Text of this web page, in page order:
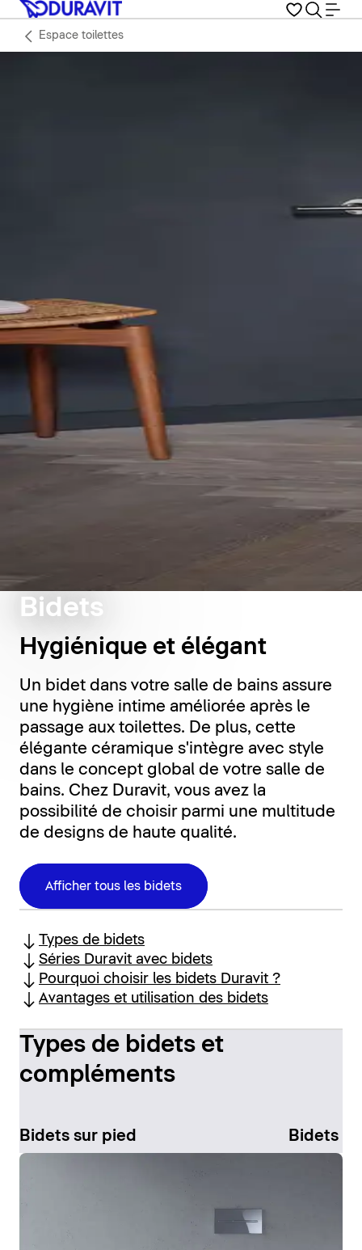
Espace toilettes
Bidets
Hygiénique et élégant
Un bidet dans votre salle de bains assure
une hygiène intime améliorée après le
passage aux toilettes. De plus, cette
élégante céramique s'intègre avec style
dans le concept global de votre salle de
bains. Chez Duravit, vous avez la
possibilité de choisir parmi une multitude
de designs de haute qualité.
Afficher tous les bidets
Types de bidets
Séries Duravit avec bidets
Pourquoi choisir les bidets Duravit ?
Avantages et utilisation des bidets
Types de bidets et
compléments
Bidets sur pied Bidets